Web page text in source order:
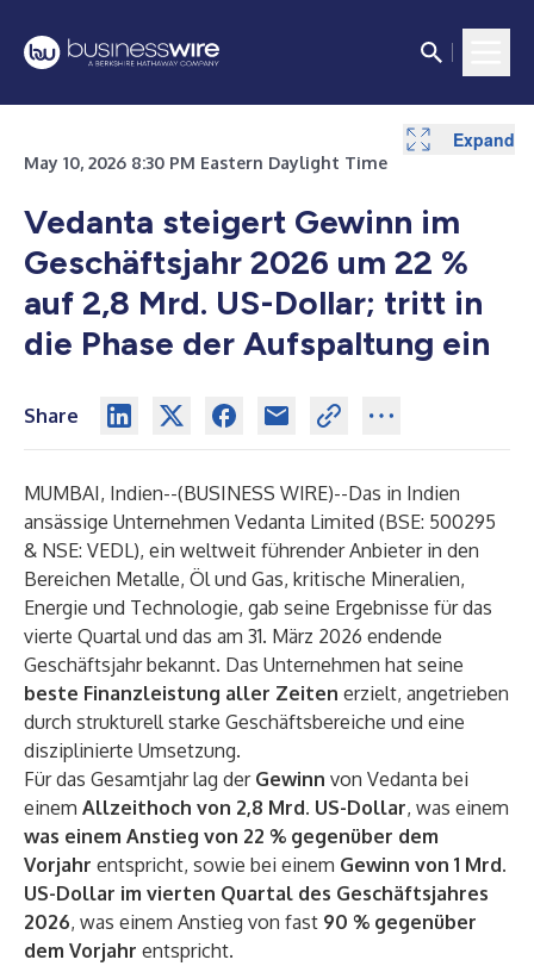
May 10, 2026 8:30 PM Eastern Daylight Time
Vedanta steigert Gewinn im
Geschäftsjahr 2026 um 22 %
auf 2,8 Mrd. US-Dollar; tritt in
die Phase der Aufspaltung ein
Share
MUMBAI, Indien--(BUSINESS WIRE)--Das in Indien
ansässige Unternehmen Vedanta Limited (BSE: 500295
& NSE: VEDL), ein weltweit führender Anbieter in den
Bereichen Metalle, Öl und Gas, kritische Mineralien,
Energie und Technologie, gab seine Ergebnisse für das
vierte Quartal und das am 31. März 2026 endende
Geschäftsjahr bekannt. Das Unternehmen hat seine
beste Finanzleistung aller Zeiten erzielt, angetrieben
durch strukturell starke Geschäftsbereiche und eine
disziplinierte Umsetzung.
Für das Gesamtjahr lag der Gewinn von Vedanta bei
einem Allzeithoch von 2,8 Mrd. US-Dollar, was einem
was einem Anstieg von 22 % gegenüber dem
Vorjahr entspricht, sowie bei einem Gewinn von 1 Mrd.
US-Dollar im vierten Quartal des Geschäftsjahres
2026, was einem Anstieg von fast 90 % gegenüber
dem Vorjahr entspricht.
Expand